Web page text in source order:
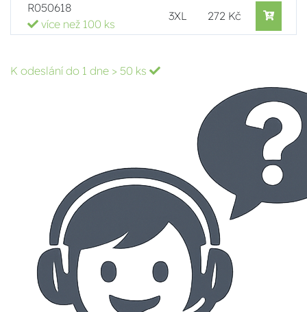
R050618
více než 100 ks
3XL 272 Kč
K odeslání do 1 dne > 50 ks